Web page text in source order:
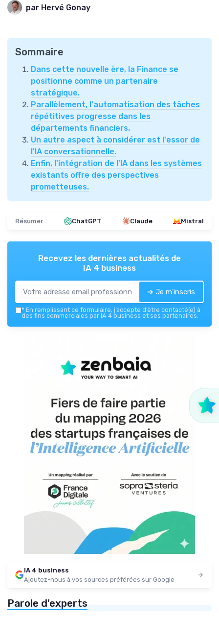
par Hervé Gonay
Sommaire
Dans cette nouvelle ère, la Finance se
positionne comme un partenaire
stratégique.
Parallèlement, l'automatisation des tâches
répétitives progresse dans les
départements financiers.
Un autre aspect à considérer est l'essor de
l'IA conversationnelle.
Enfin, l'intégration de l'IA dans les systèmes
existants offre des perspectives
prometteuses.
Résumer ChatGPT Claude Mistral
Recevez les dernières actualités de
IA 4 business
➔ Je m'inscris
* En remplissant ce formulaire, j’accepte d’être contacté(e) à
des fins commerciales par IA 4 business et ses partenaires.
IA 4 business
Ajoutez-nous à vos sources préférées sur Google
Parole d'experts